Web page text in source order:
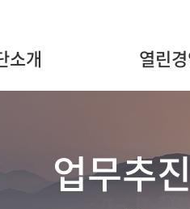
소개 열린
업무추